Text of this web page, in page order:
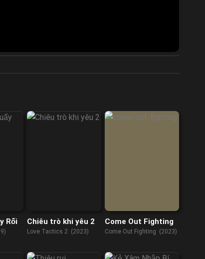
Rối Chiêu trò khi yêu 2
Love Tactics 2 (2023)
Come Out Fighting
Come Out Fighting (2023)